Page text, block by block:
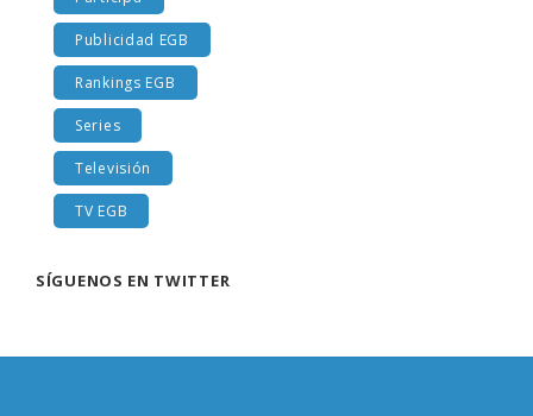
Participa
Publicidad EGB
Rankings EGB
Series
Televisión
TV EGB